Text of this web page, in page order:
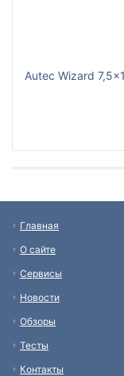
Autec Wizard
Главная
О сайте
Сервисы
Новости
Обзоры
Тесты
Контакты